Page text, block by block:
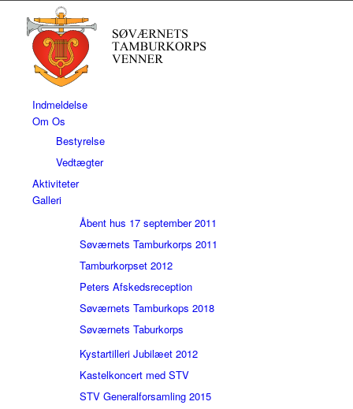
Indmeldelse
Om Os
Bestyrelse
Vedtægter
Aktiviteter
Galleri
Åbent hus 17 september 2011
Søværnets Tamburkorps 2011
Tamburkorpset 2012
Peters Afskedsreception
Søværnets Tamburkops 2018
Søværnets Taburkorps
Kystartilleri Jubilæet 2012
Kastelkoncert med STV
STV Generalforsamling 2015